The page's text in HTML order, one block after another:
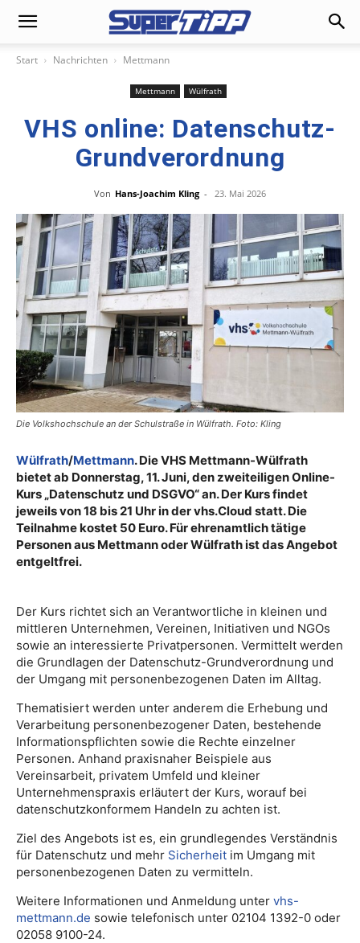
Start Nachrichten Mettmann
Mettmann Wülfrath
VHS online: Datenschutz-
Grundverordnung
Von Hans-Joachim Kling - 23. Mai 2026
Die Volkshochschule an der Schulstraße in Wülfrath. Foto: Kling
Wülfrath/Mettmann. Die VHS Mettmann-Wülfrath
bietet ab Donnerstag, 11. Juni, den zweiteiligen Online-
Kurs „Datenschutz und DSGVO“ an. Der Kurs findet
jeweils von 18 bis 21 Uhr in der vhs.Cloud statt. Die
Teilnahme kostet 50 Euro. Für ehrenamtlich tätige
Personen aus Mettmann oder Wülfrath ist das Angebot
entgeltfrei.
Der Kurs richtet sich an Verantwortliche in kleinen und
mittleren Unternehmen, Vereinen, Initiativen und NGOs
sowie an interessierte Privatpersonen. Vermittelt werden
die Grundlagen der Datenschutz-Grundverordnung und
der Umgang mit personenbezogenen Daten im Alltag.
Thematisiert werden unter anderem die Erhebung und
Verarbeitung personenbezogener Daten, bestehende
Informationspflichten sowie die Rechte einzelner
Personen. Anhand praxisnaher Beispiele aus
Vereinsarbeit, privatem Umfeld und kleiner
Unternehmenspraxis erläutert der Kurs, worauf bei
datenschutzkonformem Handeln zu achten ist.
Ziel des Angebots ist es, ein grundlegendes Verständnis
für Datenschutz und mehr Sicherheit im Umgang mit
personenbezogenen Daten zu vermitteln.
Weitere Informationen und Anmeldung unter vhs-
mettmann.de sowie telefonisch unter 02104 1392-0 oder
02058 9100-24.